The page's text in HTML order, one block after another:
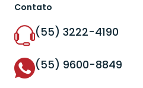
Contato
(55) 3222-4190
(55) 9600-8849